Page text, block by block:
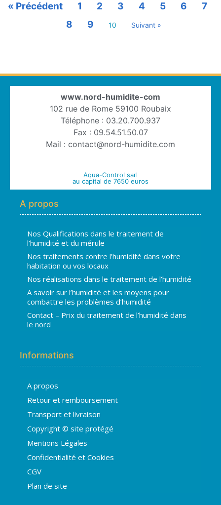
« Précédent 1 2 3 4 5 6
7
8
9 10 Suivant »
www.nord-humidite-com
102 rue de Rome 59100 Roubaix
Téléphone : 03.20.700.937
Fax : 09.54.51.50.07
Mail : contact@nord-humidite.com
Aqua-Control sarl
au capital de 7650 euros
A propos
Nos Qualifications dans le traitement de
l’humidité et du mérule
Nos traitements contre l’humidité dans votre
habitation ou vos locaux
Nos réalisations dans le traitement de l’humidité
A savoir sur l’humidité et les moyens pour
combattre les problèmes d’humidité
Contact – Prix du traitement de l’humidité dans
le nord
Informations
A propos
Retour et remboursement
Transport et livraison
Copyright © site protégé
Mentions Légales
Confidentialité et Cookies
CGV
Plan de site
En ligne · répond en quelques secondes
H
👋 Bonjour ! Je suis
puis-je vous aider ?
07:57